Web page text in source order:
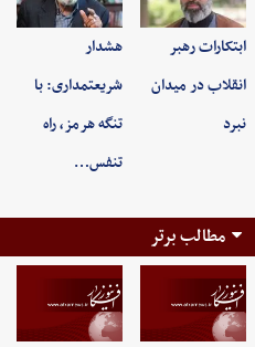
ابتکارات رهبر
انقلاب در میدان
نبرد
هشدار
شریعتمداری: با
تنگه هرمز، راه
تنفس…
مطالب برتر